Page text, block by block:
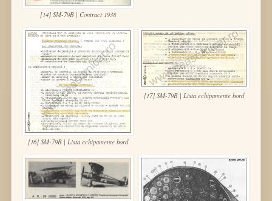
[14] SM-79B | Contract 1938
[16] SM-79B | Lista echipamente bord
[17] SM-79B | Lista echipamente bord